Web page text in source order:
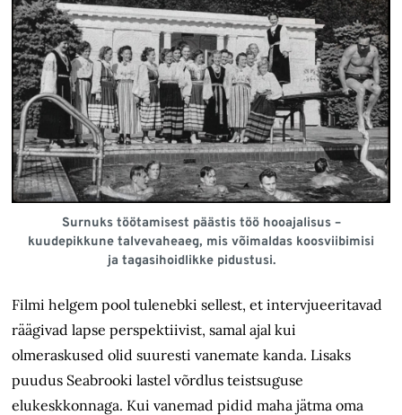
Surnuks töötamisest päästis töö hooajalisus –
kuudepikkune talvevaheaeg, mis võimaldas koosviibimisi
ja tagasihoidlikke pidustusi.
Filmi helgem pool tulenebki sellest, et intervjueeritavad
räägivad lapse perspektiivist, samal ajal kui
olmeraskused olid suuresti vanemate kanda. Lisaks
puudus Seabrooki lastel võrdlus teistsuguse
elukeskkonnaga. Kui vanemad pidid maha jätma oma